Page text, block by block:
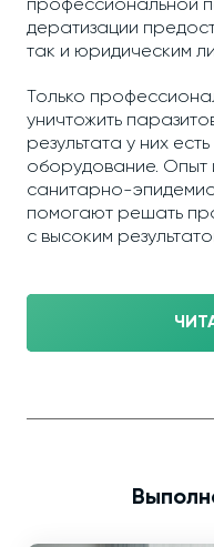
профессиональной
дератизации
так и юридическим
Только
уничтожить
результата у них
оборудование. Опыт
санитарно-
помогают решать
с высоким